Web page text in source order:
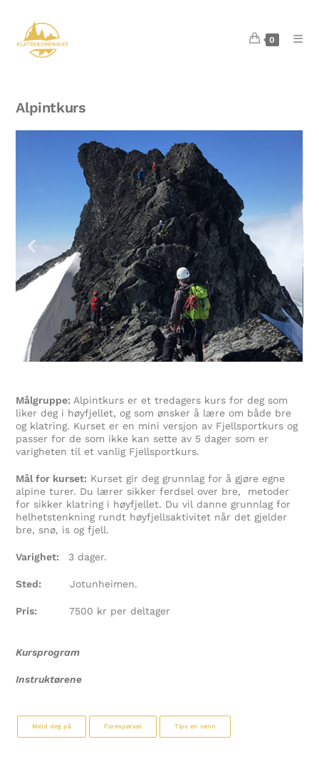
0
Alpintkurs
Målgruppe: Alpintkurs er et tredagers kurs for deg som
liker deg i høyfjellet, og som ønsker å lære om både bre
og klatring. Kurset er en mini versjon av Fjellsportkurs og
passer for de som ikke kan sette av 5 dager som er
varigheten til et vanlig Fjellsportkurs.
Mål for kurset: Kurset gir deg grunnlag for å gjøre egne
alpine turer. Du lærer sikker ferdsel over bre, metoder
for sikker klatring i høyfjellet. Du vil danne grunnlag for
helhetstenkning rundt høyfjellsaktivitet når det gjelder
bre, snø, is og fjell.
Varighet: 3 dager.
Sted: Jotunheimen.
Pris: 7500 kr per deltager
Kursprogram
Instruktørene
Meld deg på Forespørsel Tips en venn